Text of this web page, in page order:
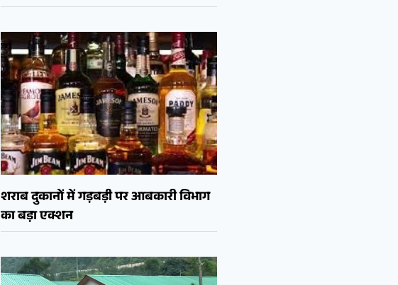
शराब दुकानों में गड़बड़ी पर आबकारी विभाग
का बड़ा एक्शन